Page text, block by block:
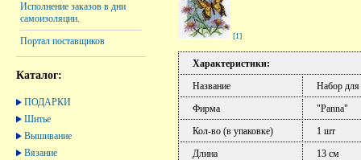
Исполнение заказов в дни
самоизоляции.
Портал поставщиков
Каталог:
ПОДАРКИ
Шитье
Вышивание
Вязание
[1]
Характеристики:
Название
Набор
Фирма
"Panna"
Кол-во (в упаковке)
1 шт
Длина
13 см